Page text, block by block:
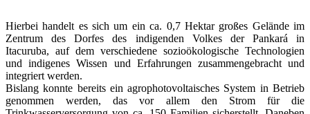
Hierbei handelt es sich um ein ca. 0,7 Hektar großes Gelände im
Zentrum des Dorfes des indigenden Volkes der Pankará in
Itacuruba, auf dem verschiedene sozioökologische Technologien
und indigenes Wissen und Erfahrungen zusammengebracht und
integriert werden.
Bislang konnte bereits ein agrophotovoltaisches System in Betrieb
genommen werden, das vor allem den Strom für die